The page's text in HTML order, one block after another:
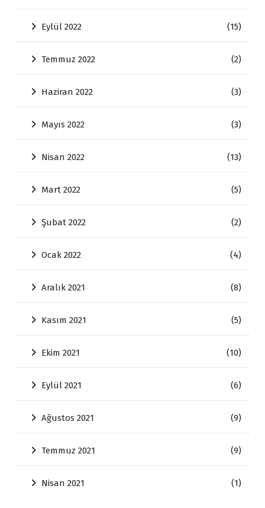
Eylül 2022 (15)
Temmuz 2022 (2)
Haziran 2022 (3)
Mayıs 2022 (3)
Nisan 2022 (13)
Mart 2022 (5)
Şubat 2022 (2)
Ocak 2022 (4)
Aralık 2021 (8)
Kasım 2021 (5)
Ekim 2021 (10)
Eylül 2021 (6)
Ağustos 2021 (9)
Temmuz 2021 (9)
Nisan 2021 (1)